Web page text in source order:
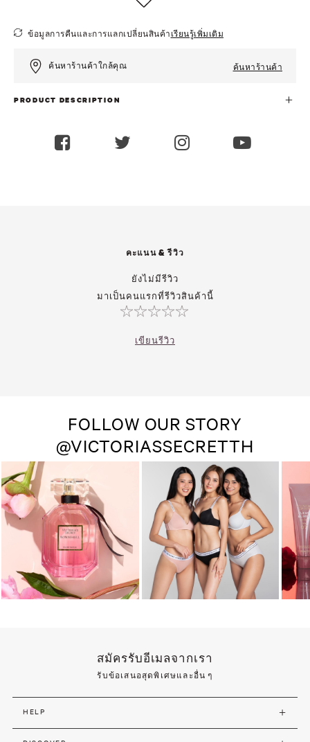
ข้อมูลการคืนและการแลกเปลี่ยนสินค้า เรียนรู้เพิ่มเติม
ค้นหาร้านค้าใกล้คุณ ค้นหาร้านค้า
PRODUCT DESCRIPTION
คะแนน & รีวิว
ยังไม่มีรีวิว
มาเป็นคนแรกที่รีวิวสินค้านี้
เขียนรีวิว
FOLLOW OUR STORY
@VICTORIASSECRETTH
สมัครรับอีเมลจากเรา
รับข้อเสนอสุดพิเศษและอื่น ๆ
HELP